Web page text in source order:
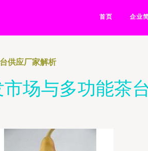
首页 企业
供应厂家解析
市场与多功能茶